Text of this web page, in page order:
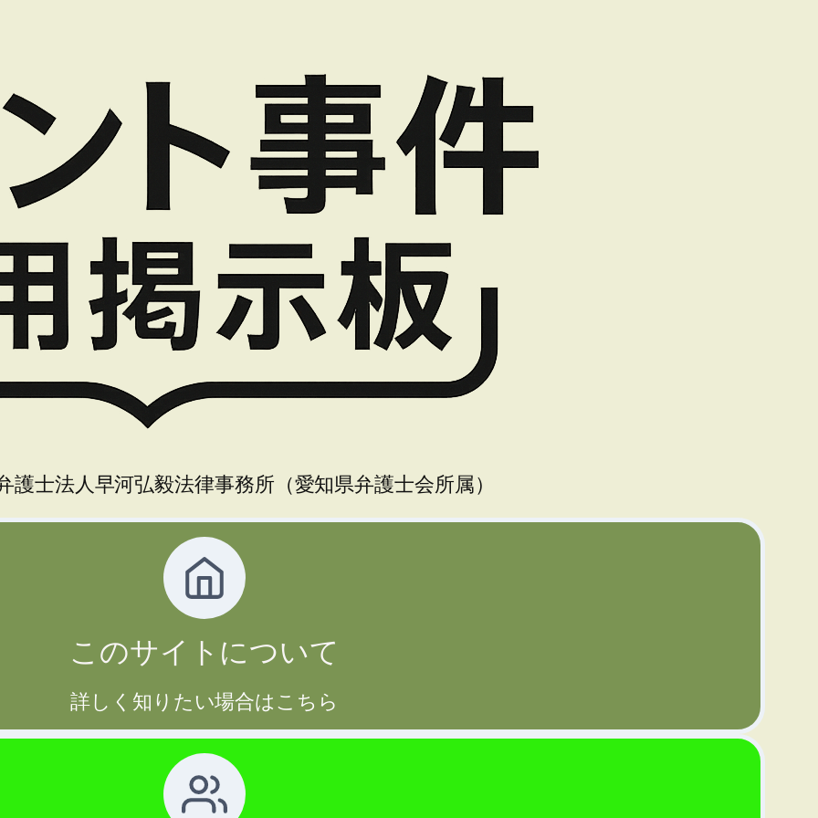
護士法人早河弘毅法律事務所（愛知県弁護士会所属）
このサイトについて
詳しく知りたい場合はこちら